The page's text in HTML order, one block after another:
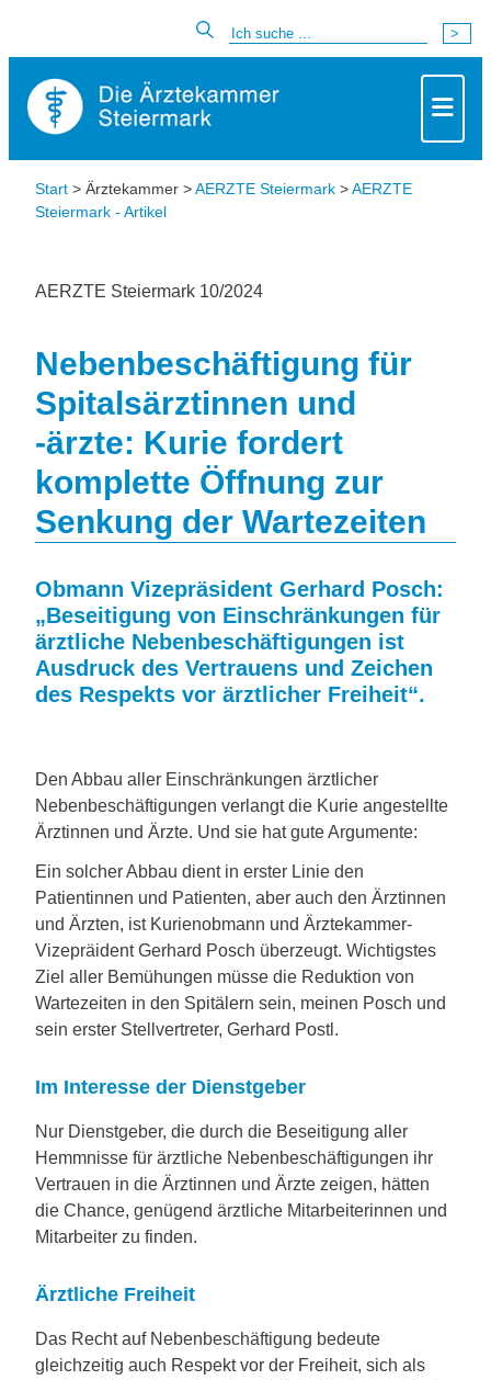
Start > Ärztekammer >AERZTE Steiermark >AERZTE
Steiermark - Artikel
AERZTE Steiermark 10/2024
Nebenbeschäftigung für
Spitalsärztinnen und
-ärzte: Kurie fordert
komplette Öffnung zur
Senkung der Wartezeiten
Obmann Vizepräsident Gerhard Posch:
„Beseitigung von Einschränkungen für
ärztliche Nebenbeschäftigungen ist
Ausdruck des Vertrauens und Zeichen
des Respekts vor ärztlicher Freiheit“.
Den Abbau aller Einschränkungen ärztlicher
Nebenbeschäftigungen verlangt die Kurie angestellte
Ärztinnen und Ärzte. Und sie hat gute Argumente:
Ein solcher Abbau dient in erster Linie den
Patientinnen und Patienten, aber auch den Ärztinnen
und Ärzten, ist Kurienobmann und Ärztekammer-
Vizepräident Gerhard Posch überzeugt. Wichtigstes
Ziel aller Bemühungen müsse die Reduktion von
Wartezeiten in den Spitälern sein, meinen Posch und
sein erster Stellvertreter, Gerhard Postl.
Im Interesse der Dienstgeber
Nur Dienstgeber, die durch die Beseitigung aller
Hemmnisse für ärztliche Nebenbeschäftigungen ihr
Vertrauen in die Ärztinnen und Ärzte zeigen, hätten
die Chance, genügend ärztliche Mitarbeiterinnen und
Mitarbeiter zu finden.
Ärztliche Freiheit
Das Recht auf Nebenbeschäftigung bedeute
gleichzeitig auch Respekt vor der Freiheit, sich als